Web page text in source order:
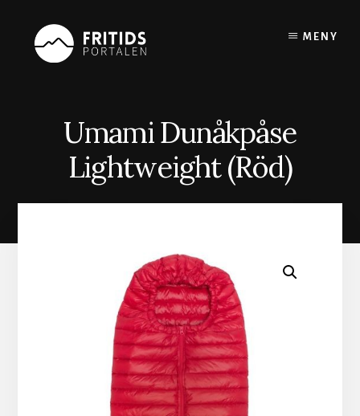
content
MENY
Umami Dunåkpåse
Lightweight (Röd)